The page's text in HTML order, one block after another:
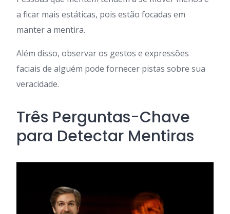
a ficar mais estáticas, pois estão focadas em
manter a mentira.
Além disso, observar os gestos e expressões
faciais de alguém pode fornecer pistas sobre sua
veracidade.
Três Perguntas-Chave
para Detectar Mentiras